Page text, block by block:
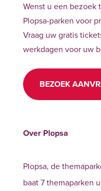
Wenst u een bezoek
Plopsa-parken voor
Vraag uw gratis
werkdagen voor uw
BEZOEK
Over Plopsa
Plopsa, de
baat 7 themaparken